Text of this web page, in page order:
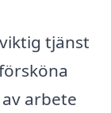
tjänst
arbete